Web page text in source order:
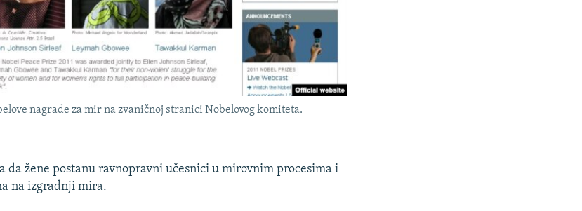
nagrade za mir na zvaničnoj stranici Nobelovog komiteta.
da žene postanu ravnopravni učesnici u mirovnim procesima i
na izgradnji mira.